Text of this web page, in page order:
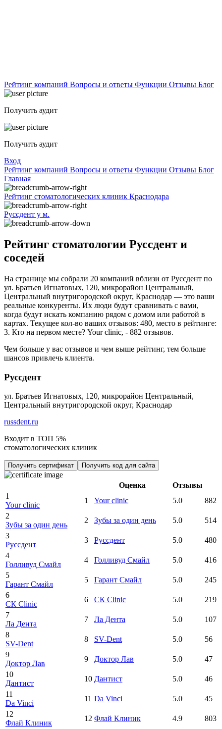
Рейтинг компаний Вопросы и ответы Функции Отзывы Блог
Получить аудит
Получить аудит
Вход
Рейтинг компаний Вопросы и ответы Функции Отзывы Блог
Главная
Рейтинг стоматологических клиник Краснодара
Руссдент у м.
Рейтинг стоматологии Руссдент и
соседей
На странице мы собрали 20 компаний вблизи от Руссдент по
ул. Братьев Игнатовых, 120, микрорайон Центральный,
Центральный внутригородской округ, Краснодар — это ваши
реальные конкуренты. Их люди будут сравнивать с вами,
когда будут искать компанию рядом с домом или работой в
картах. Текущее кол-во ваших отзывов: 480, место в рейтинге:
3. Кто на первом месте? Your clinic, - 882 отзывов.
Чем больше у вас отзывов и чем выше рейтинг, тем больше
шансов привлечь клиента.
Руссдент
ул. Братьев Игнатовых, 120, микрорайон Центральный,
Центральный внутригородской округ, Краснодар
russdent.ru
Входит в ТОП 5%
стоматологических клиник
Получить сертификат Получить код для сайта
Оценка
Отзывы
1
Your clinic
1 Your clinic 5.0
882
2
Зубы за один день
2 Зубы за один день 5.0
514
3
Руссдент
3 Руссдент 5.0
480
4
Голливуд Смайл
4 Голливуд Смайл 5.0
416
5
Гарант Смайл
5 Гарант Смайл 5.0
245
6
CК Clinic
6 CК Clinic 5.0
219
7
Ла Дента
7 Ла Дента 5.0
107
8
SV-Dent
8 SV-Dent 5.0
56
9
Доктор Лав
9 Доктор Лав 5.0
47
10
Дантист
10 Дантист 5.0
46
11
Da Vinci
11 Da Vinci 5.0
45
12
Флай Клиник
12 Флай Клиник 4.9
803